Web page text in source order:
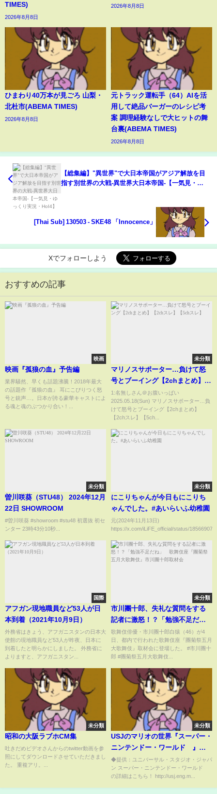
TIMES)
2026年8月8日
2026年8月8日
ひまわり40万本が見ごろ 山梨・
北杜市(ABEMA TIMES)
2026年8月8日
元トラック運転手（64）AIを活
用して絶品バーガーのレシピ考
案 調理経験なしで大ヒットの舞
台裏(ABEMA TIMES)
2026年8月8日
【総集編】"異世界"で大日本帝国がアジア解放を目
指す別世界の大戦-異世界大日本帝国-【一気見・ゆ
[Thai Sub] 130503 - SKE48 「Innocence」
Xでフォローしよう
おすすめの記事
映画
映画『孤狼の血』予告編
業界騒然、早くも話題沸騰！2018年最大
の話題作『孤狼の血』 耳にこびりつく怒
号と銃声…。日本が誇る豪華キャストによ
る魂と魂のぶつかり合い！...
未分類
マリノスサポーター…負けて怒
号とブーイング【2chまとめ】
【2chスレ】【5chスレ】
1:名無しさん＠お腹いっぱい
2025.05.18(Sun) マリノスサポーター…負
けて怒号とブーイング【2chまとめ】
【2chスレ】【5ch...
未分類
曽川咲葵（STU48） 2024年12月
22日 SHOWROOM
#曽川咲葵 #showroom #stu48 初選抜 初セ
ンター 23時43分10秒...
未分類
にこりちゃんが今日もにこりち
ゃんでした。#あいらいふ幼稚園
元(2024年11月13日)
https://x.com/iLiFE_official/status/
国際
アフガン現地職員など53人が日
本到着（2021年10月9日）
外務省はきょう、アフガニスタンの日本大
使館の現地職員など53人が昨夜、日本に
到着したと明らかにしました。 外務省に
よりますと、アフガニスタン...
未分類
市川團十郎、失礼な質問をする
記者に激怒！？「勉強不足だ
ね」 歌舞伎座『團菊祭五月大
歌舞伎』市川團十郎取材会
歌舞伎俳優・市川團十郎白猿（46）が4
日、都内で行われた歌舞伎座『團菊祭五月
大歌舞伎』取材会に登場した。 #市川團十
郎 #團菊祭五月大歌舞伎...
未分類
昭和の大阪ラブホCM集
吐きだめビデオさんからのtwitter動画を参
照にしてダウンロードさせていただきまし
た。 重複アリ。...
未分類
USJのマリオの世界『スーパー・
ニンテンドー・ワールド™』世
界最速で遊んだらスゴすぎて涙
が…
◆提供：ユニバーサル・スタジオ・ジャパ
ン スーパー・ニンテンドー・ワールド™
の詳細はこちら！ http://usj.eng.m...